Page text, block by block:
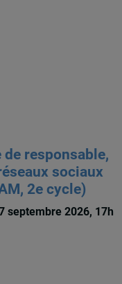
de responsable,
sociaux
2e cycle)
septembre 2026, 17h